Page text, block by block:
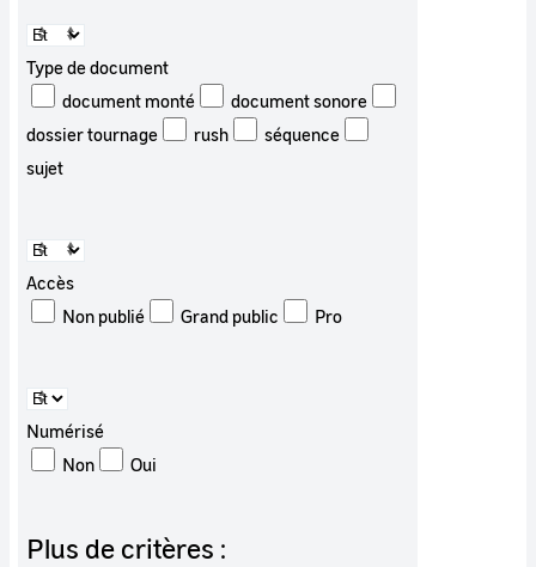
Type de document
document monté
document sonore
dossier tournage
rush
séquence
sujet
Accès
Non publié
Grand public Pro
Numérisé
Non
Oui
Plus de critères :